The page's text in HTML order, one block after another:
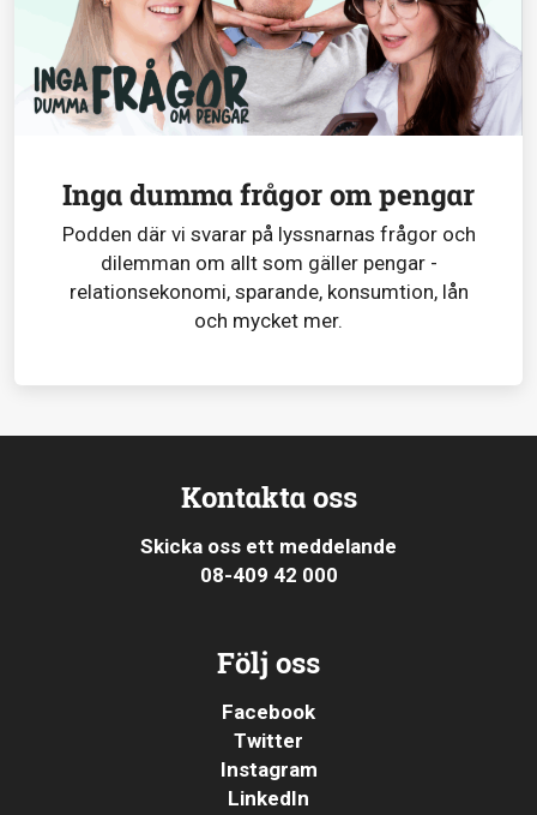
Inga dumma frågor om pengar
Podden där vi svarar på lyssnarnas frågor och
dilemman om allt som gäller pengar -
relationsekonomi, sparande, konsumtion, lån
och mycket mer.
Kontakta oss
Skicka oss ett meddelande
08-409 42 000
Följ oss
Facebook
Twitter
Instagram
LinkedIn